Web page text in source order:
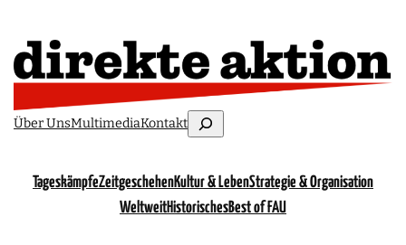
Über UnsMultimediaKontaktSuchen
TageskämpfeZeitgeschehenKultur & LebenStrategie & Organisation
WeltweitHistorischesBest of FAU